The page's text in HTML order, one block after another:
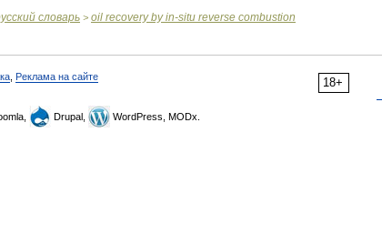
словарь > oil recovery by in-situ reverse combustion
18+
Реклама на сайте
Drupal, WordPress, MODx.